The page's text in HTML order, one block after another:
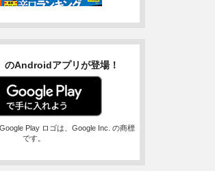
のAndroidアプリが登場！
Play ロゴは、Google Inc. の商標
です。